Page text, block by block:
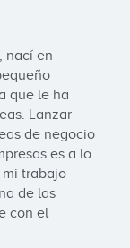
nací en
que le ha
Lanzar
de negocio
es a lo
trabajo
de las
con el